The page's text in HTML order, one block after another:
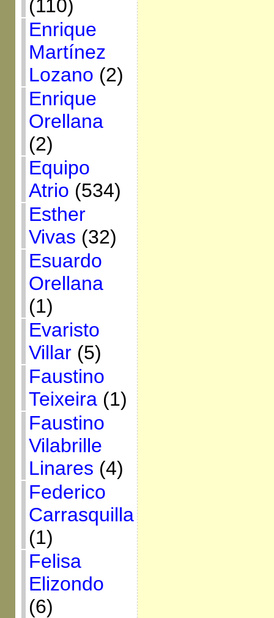
(110)
Enrique
Martínez
Lozano (2)
Enrique
Orellana
(2)
Equipo
Atrio (534)
Esther
Vivas (32)
Esuardo
Orellana
(1)
Evaristo
Villar(5)
Faustino
Teixeira(1)
Faustino
Vilabrille
Linares (4)
Federico
Carrasquilla
(1)
Felisa
Elizondo
(6)